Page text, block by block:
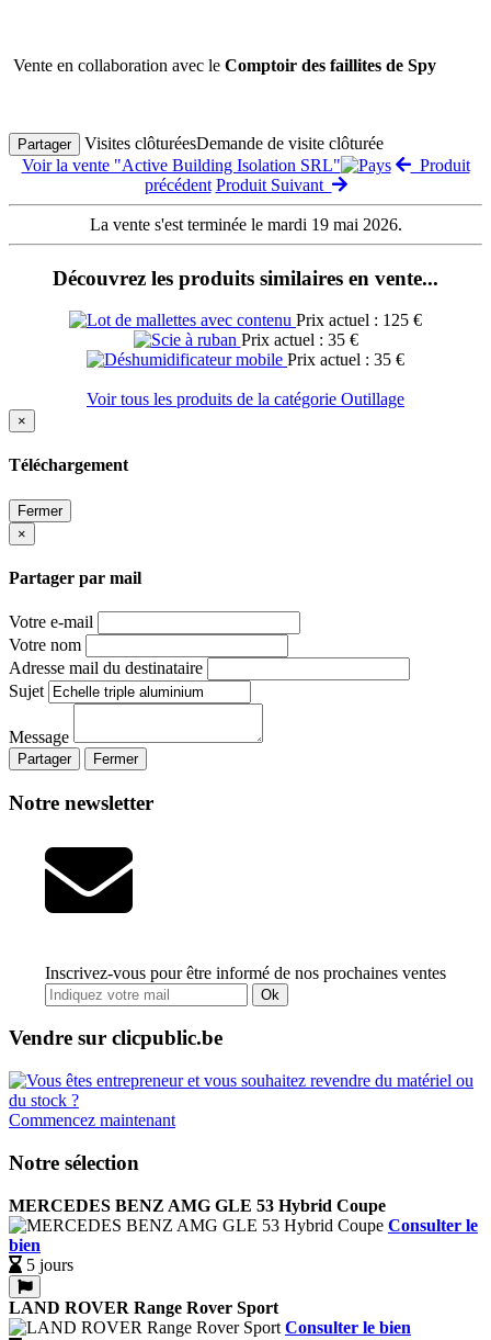
Vente en collaboration avec le Comptoir des faillites de Spy
Partager Visites clôturéesDemande de visite clôturée
Voir la vente "Active Building Isolation SRL"
Produit
précédent Produit Suivant
La vente s'est terminée le mardi 19 mai 2026.
Découvrez les produits similaires en vente...
Prix actuel : 125 €
Prix actuel : 35 €
Prix actuel : 35 €
Voir tous les produits de la catégorie Outillage
×
Téléchargement
Fermer
×
Partager par mail
Votre e-mail
Votre nom
Adresse mail du destinataire
Sujet
Message
Partager Fermer
Notre newsletter
Inscrivez-vous pour être informé de nos prochaines ventes
Ok
Vendre sur clicpublic.be
Commencez maintenant
Notre sélection
MERCEDES BENZ AMG GLE 53 Hybrid Coupe
Consulter le
bien
5 jours
LAND ROVER Range Rover Sport
Consulter le bien